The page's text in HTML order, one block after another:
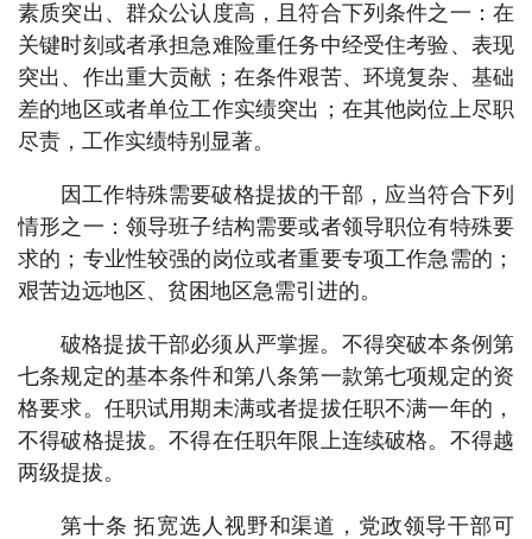
素质突出、群众公认度高，且符合下列条件之一：在
关键时刻或者承担急难险重任务中经受住考验、表现
突出、作出重大贡献；在条件艰苦、环境复杂、基础
差的地区或者单位工作实绩突出；在其他岗位上尽职
尽责，工作实绩特别显著。
因工作特殊需要破格提拔的干部，应当符合下列
情形之一：领导班子结构需要或者领导职位有特殊要
求的；专业性较强的岗位或者重要专项工作急需的；
艰苦边远地区、贫困地区急需引进的。
破格提拔干部必须从严掌握。不得突破本条例第
七条规定的基本条件和第八条第一款第七项规定的资
格要求。任职试用期未满或者提拔任职不满一年的，
不得破格提拔。不得在任职年限上连续破格。不得越
两级提拔。
第十条 拓宽选人视野和渠道，党政领导干部可